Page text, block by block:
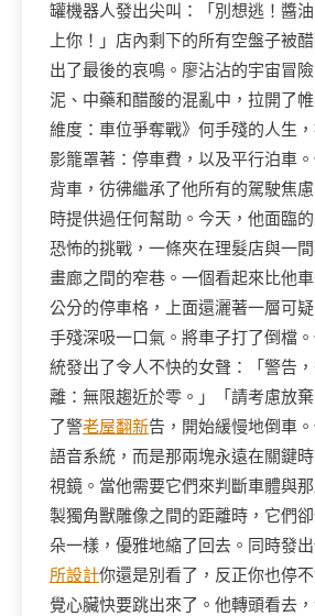
罐機器人發出尖叫：「別想逃！醬
上你！」店內剩下的所有空盤子被
出了最後的哀鳴。廖沾沾的宇宙冒
泥、中藥和醋酸的混亂中，拉開了
維度：車位爭奪戰》何手殘的人生
影籠罩著：停車費，以及平行泊車
背車，彷彿繼承了他所有的駕駛焦
時提供過任何幫助。今天，他面臨
恐怖的挑戰，一條夾在理髮店與一
畫廊之間的窄巷。一個看起來比他
公分的停車格，上面還灑著一層可
手殘深吸一口氣。將車子打了倒檔
統發出了令人不快的女聲：「警告
離：無限趨近於零。」「請考慮放
了警老屋翻新告，開始緩慢地倒車
語音系統，而是那兩塊永遠在關鍵
視鏡。當他需要它們來判斷車體與
製獨角獸雕像之間的距離時，它們
朵一樣，優雅地縮了回去。同時發
所設計你還是別看了，反正你也停
覺心臟快要跳出來了。他轉頭看去